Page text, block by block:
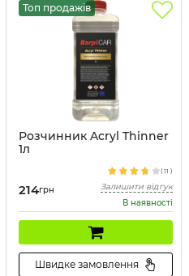
Топ продажів
Розчинник Acryl Thinner
1л
214грн
(11 )
Залишити відгук
В наявності
Швидке замовлення